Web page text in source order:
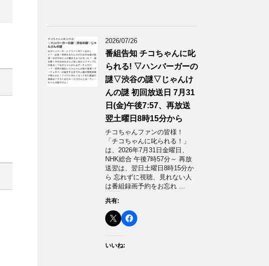
2026/07/26
番組告知 チコちゃんに叱
られる! ▽ハンバーガーの
謎▽渋谷の謎▽じゃんけ
んの謎 初回放送日 7月31
日(金)午後7:57、再放送
翌土曜日8時15分から
チコちゃんファンの皆様！
「チコちゃんに叱られる！」​
は、2026年7月31日金曜日、
NHK総合 午後7時57分～ 再放
送翌は、翌日土曜日8時15分か
ら 忘れずに視聴、見れない人
は番組録画予約をお忘れ …
共有:
いいね: